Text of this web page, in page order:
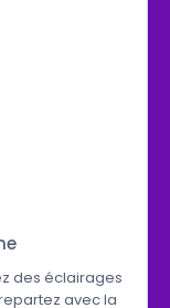
des éclairages
avec la